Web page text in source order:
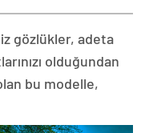
gözlükler, adeta
olduğundan
bu modelle,